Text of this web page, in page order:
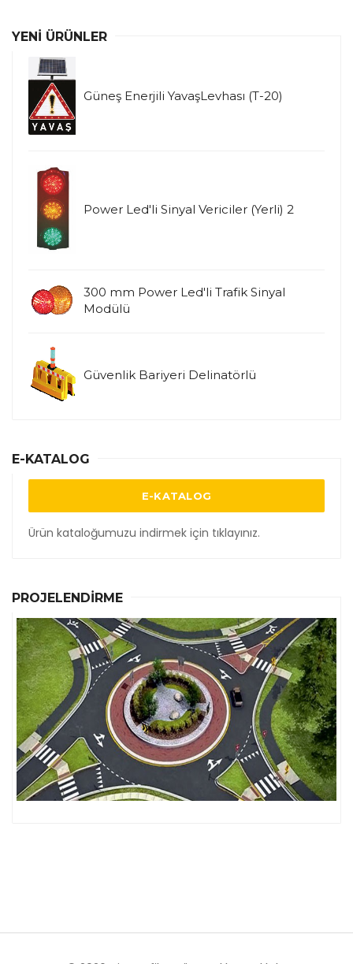
YENI ÜRÜNLER
Güneş Enerjili YavaşLevhası (T-20)
Power Led'li Sinyal Vericiler (Yerli) 2
300 mm Power Led'li Trafik Sinyal
Modülü
Güvenlik Bariyeri Delinatörlü
E-KATALOG
E-KATALOG
Ürün kataloğumuzu indirmek için tıklayınız.
PROJELENDIRME